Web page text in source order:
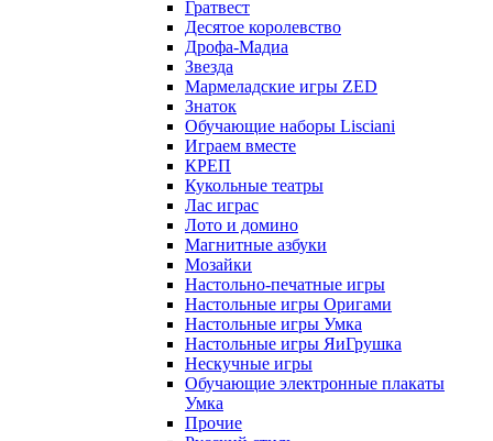
Гратвест
Десятое королевство
Дрофа-Мадиа
Звезда
Мармеладские игры ZED
Знаток
Обучающие наборы Lisciani
Играем вместе
КРЕП
Кукольные театры
Лас играс
Лото и домино
Магнитные азбуки
Мозайки
Настольно-печатные игры
Настольные игры Оригами
Настольные игры Умка
Настольные игры ЯиГрушка
Нескучные игры
Обучающие электронные плакаты
Умка
Прочие